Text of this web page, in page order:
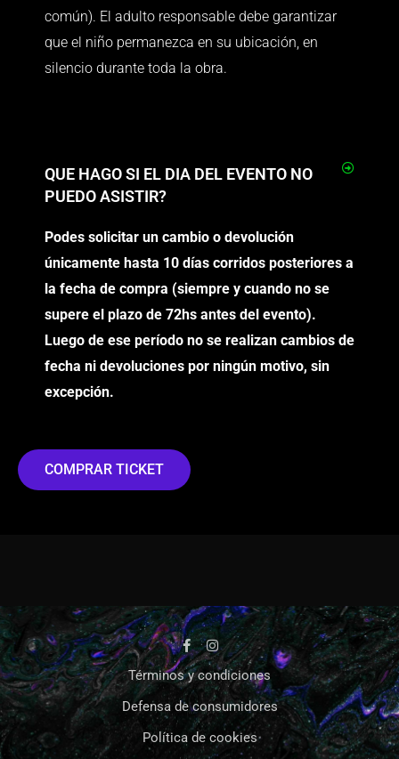
común). El adulto responsable debe garantizar
que el niño permanezca en su ubicación, en
silencio durante toda la obra.
QUE HAGO SI EL DIA DEL EVENTO NO
PUEDO ASISTIR?
Podes solicitar un cambio o devolución
únicamente hasta 10 días corridos posteriores a
la fecha de compra (siempre y cuando no se
supere el plazo de 72hs antes del evento).
Luego de ese período no se realizan cambios de
fecha ni devoluciones por ningún motivo, sin
excepción.
COMPRAR TICKET
Términos y condiciones
Defensa de consumidores
Política de cookies